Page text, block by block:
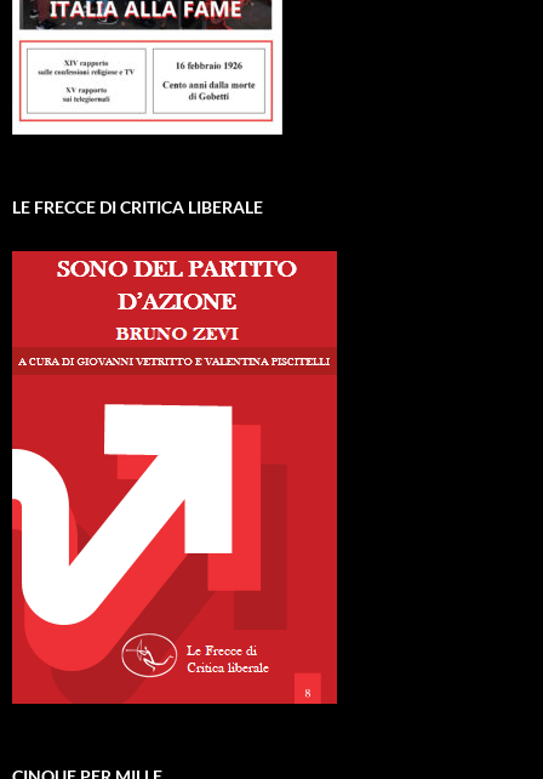
LE FRECCE DI CRITICA LIBERALE